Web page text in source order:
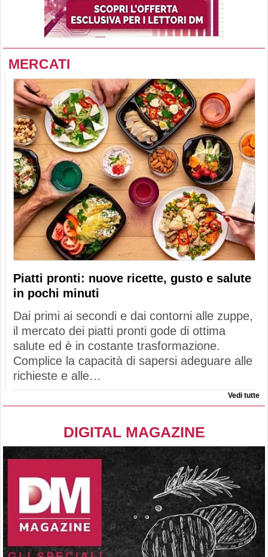
MERCATI
Piatti pronti: nuove ricette, gusto e salute
in pochi minuti
Dai primi ai secondi e dai contorni alle zuppe,
il mercato dei piatti pronti gode di ottima
salute ed è in costante trasformazione.
Complice la capacità di sapersi adeguare alle
richieste e alle…
Vedi tutte
DIGITAL MAGAZINE